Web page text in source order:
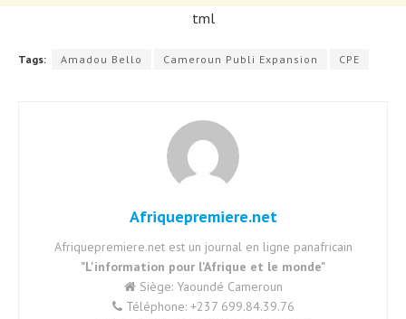
tml
Tags: Amadou Bello Cameroun Publi Expansion CPE
Afriquepremiere.net
Afriquepremiere.net est un journal en ligne panafricain
"L'information pour l'Afrique et le monde"
Siège: Yaoundé Cameroun
Téléphone: +237 699.84.39.76